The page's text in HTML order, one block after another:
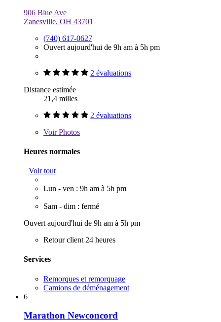
906 Blue Ave
Zanesville, OH 43701
(740) 617-0627
Ouvert aujourd'hui de 9h am à 5h pm
2 évaluations
Distance estimée
21,4 milles
2 évaluations
VoirPhotos
Heures normales
Voir tout
Lun - ven : 9h am à 5h pm
Sam - dim : fermé
Ouvert aujourd'hui de 9h am à 5h pm
Retour client 24 heures
Services
Remorques et remorquage
Camions de déménagement
6
Marathon Newconcord